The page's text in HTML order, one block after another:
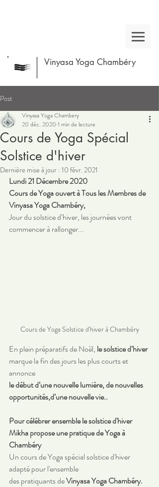
Vinyasa Yoga Chambéry
Post
Cours de Yoga Spécial
Solstice d'hiver
Vinyasa Yoga Chambery
20 déc. 2020 1 min de lecture
Dernière mise à jour : 10 févr. 2021
Lundi 21 Décembre 2020
Cours de Yoga ouvert à Tous les Membres de
Vinyasa Yoga Chambéry,
Jour du solstice d’hiver, les journées vont
commencer à rallonger...
Cours de Yoga Solstice d'hiver à Chambéry
En plein préparatifs de Noël, le solstice d’hiver
marque la fin des jours les plus courts et
annonce
le début d’une nouvelle lumière, de nouvelles
opportunités,d’une nouvelle vie..
Pour célébrer ensemble le solstice d'hiver
Mikha propose une pratique de Yoga à
Chambéry
Un cours de Yoga spécial solstice d'hiver
adapté pour l'ensemble
des pratiquants de Vinyasa Yoga Chambéry.